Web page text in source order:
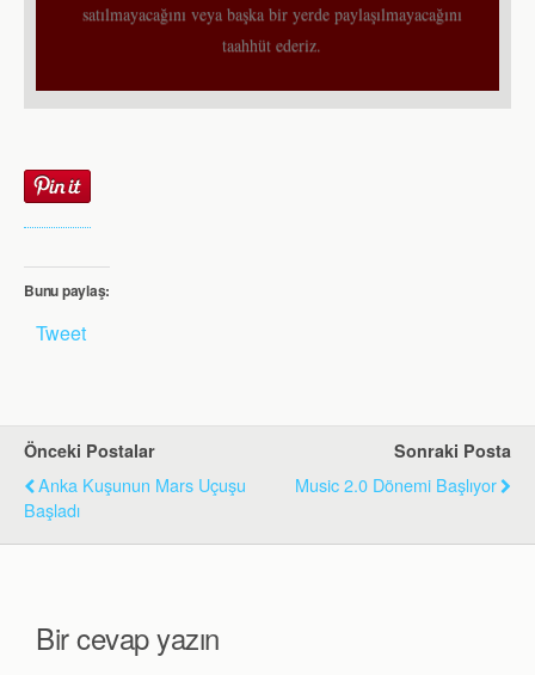
satılmayacağını veya başka bir yerde paylaşılmayacağını
taahhüt ederiz.
Bunu paylaş:
Tweet
Önceki Postalar
Anka Kuşunun Mars Uçuşu
Başladı
Sonraki Posta
Music 2.0 Dönemi Başlıyor
Bir cevap yazın